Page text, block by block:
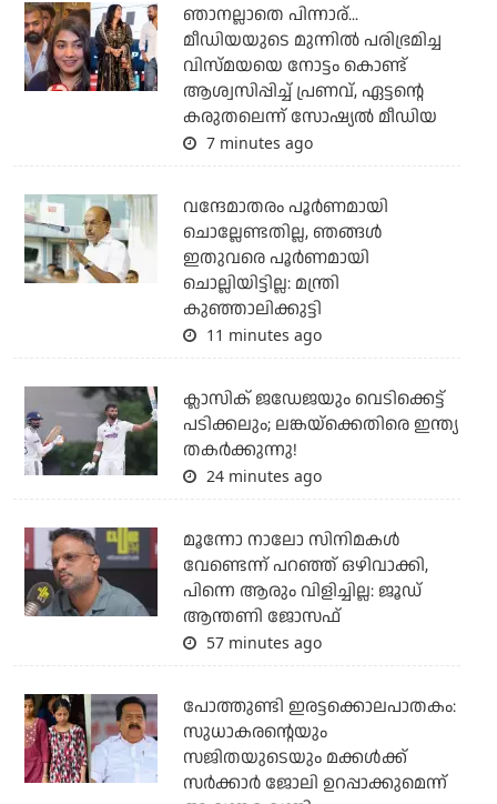
ഞാനല്ലാതെ പിന്നാര്...
മീഡിയയുടെ മുന്നില്‍ പരിഭ്രമിച്ച
വിസ്മയയെ നോട്ടം കൊണ്ട്
ആശ്വസിപ്പിച്ച് പ്രണവ്, ഏട്ടന്റെ
കരുതലെന്ന് സോഷ്യല്‍ മീഡിയ
7 minutes ago
വന്ദേമാതരം പൂര്‍ണമായി
ചൊല്ലേണ്ടതില്ല, ഞങ്ങള്‍
ഇതുവരെ പൂര്‍ണമായി
ചൊല്ലിയിട്ടില്ല: മന്ത്രി
കുഞ്ഞാലിക്കുട്ടി
11 minutes ago
ക്ലാസിക് ജഡേജയും വെടിക്കെട്ട്
പടിക്കലും; ലങ്കയ്‌ക്കെതിരെ ഇന്ത്യ
തകര്‍ക്കുന്നു!
24 minutes ago
മൂന്നോ നാലോ സിനിമകൾ
വേണ്ടെന്ന് പറഞ്ഞ് ഒഴിവാക്കി,
പിന്നെ ആരും വിളിച്ചില്ല: ജൂഡ്
ആന്തണി ജോസഫ്
57 minutes ago
പോത്തുണ്ടി ഇരട്ടക്കൊലപാതകം:
സുധാകരന്റെയും
സജിതയുടെയും മക്കള്‍ക്ക്
സര്‍ക്കാര്‍ ജോലി ഉറപ്പാക്കുമെന്ന്